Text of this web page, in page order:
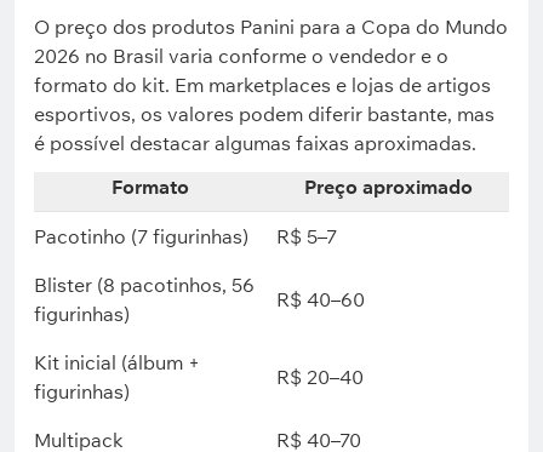
O preço dos produtos Panini para a Copa do Mundo
2026 no Brasil varia conforme o vendedor e o
formato do kit. Em marketplaces e lojas de artigos
esportivos, os valores podem diferir bastante, mas
é possível destacar algumas faixas aproximadas.
Formato
Preço aproximado
Pacotinho (7 figurinhas)
R$ 5–7
Blister (8 pacotinhos, 56
figurinhas)
R$ 40–60
Kit inicial (álbum +
figurinhas)
R$ 20–40
Multipack R$ 40–70